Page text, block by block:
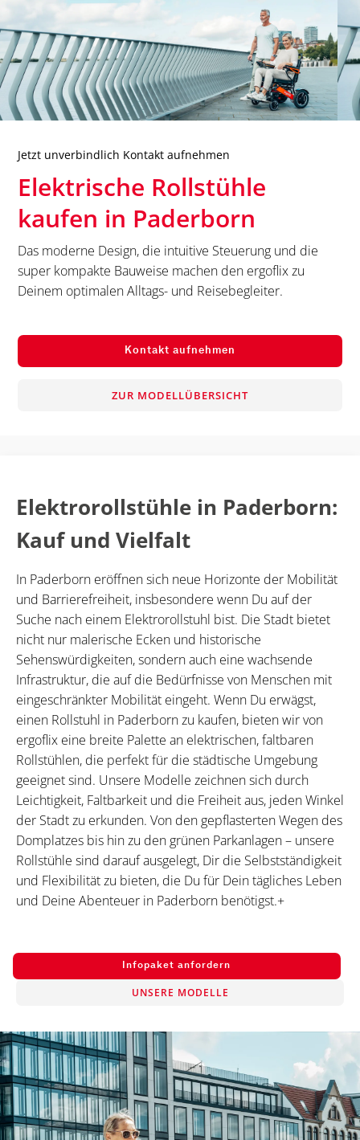
Jetzt unverbindlich Kontakt aufnehmen
Elektrische Rollstühle
kaufen in Paderborn
Das moderne Design, die intuitive Steuerung und die
super kompakte Bauweise machen den ergoflix zu
Deinem optimalen Alltags- und Reisebegleiter.
Kontakt aufnehmen
ZUR MODELLÜBERSICHT
Elektrorollstühle in Paderborn:
Kauf und Vielfalt
In Paderborn eröffnen sich neue Horizonte der Mobilität
und Barrierefreiheit, insbesondere wenn Du auf der
Suche nach einem Elektrorollstuhl bist. Die Stadt bietet
nicht nur malerische Ecken und historische
Sehenswürdigkeiten, sondern auch eine wachsende
Infrastruktur, die auf die Bedürfnisse von Menschen mit
eingeschränkter Mobilität eingeht. Wenn Du erwägst,
einen Rollstuhl in Paderborn zu kaufen, bieten wir von
ergoflix eine breite Palette an elektrischen, faltbaren
Rollstühlen, die perfekt für die städtische Umgebung
geeignet sind. Unsere Modelle zeichnen sich durch
Leichtigkeit, Faltbarkeit und die Freiheit aus, jeden Winkel
der Stadt zu erkunden. Von den gepflasterten Wegen des
Domplatzes bis hin zu den grünen Parkanlagen – unsere
Rollstühle sind darauf ausgelegt, Dir die Selbstständigkeit
und Flexibilität zu bieten, die Du für Dein tägliches Leben
und Deine Abenteuer in Paderborn benötigst.+
Infopaket anfordern
UNSERE MODELLE